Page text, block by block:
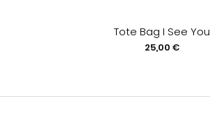
Tote Bag I See You
Prix
25,00 €